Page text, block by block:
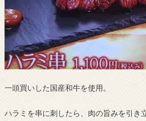
一頭買いした国産和牛を使用。
ハラミを串に刺したら、肉の旨みを引き